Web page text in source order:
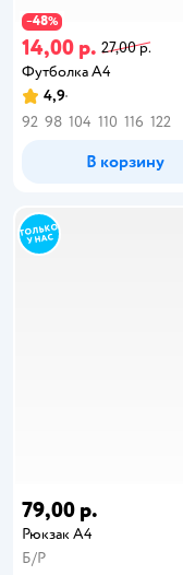
−48%
14,00 р. 27,00 р.
Футболка А4
4,9
92 98 104 110 116 122
В корзину
79,00 р.
Рюкзак А4
Б/Р